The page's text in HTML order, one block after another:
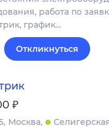
работа по
график…
Откликнуться
₽
Москва